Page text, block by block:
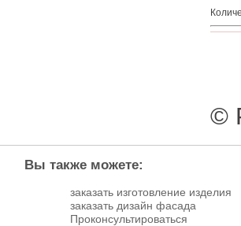
©
Вы также можете:
заказать изготовление изделия
заказать дизайн фасада
Проконсультироваться